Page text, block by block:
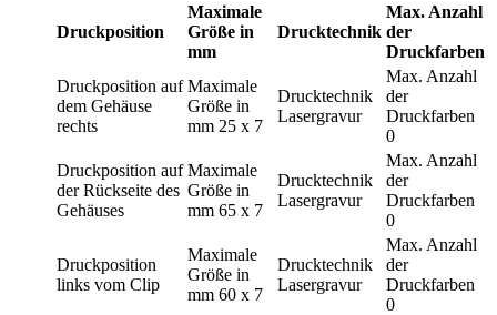
Druckposition
Maximale
Größe in
mm
Drucktechnik
Max. Anzahl
der
Druckfarben
Druckposition auf
dem Gehäuse
rechts
Maximale
Größe in
mm 25 x 7
Drucktechnik
Lasergravur
Max. Anzahl
der
Druckfarben
0
Druckposition auf
der Rückseite des
Gehäuses
Maximale
Größe in
mm 65 x 7
Drucktechnik
Lasergravur
Max. Anzahl
der
Druckfarben
0
Druckposition
links vom Clip
Maximale
Größe in
mm 60 x 7
Drucktechnik
Lasergravur
Max. Anzahl
der
Druckfarben
0